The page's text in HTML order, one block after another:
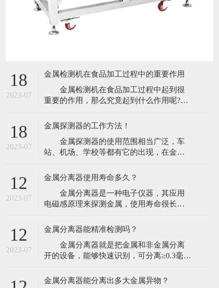
18
2023-07
金属检测机在食品加工过程中的重要作用
金属检测机在食品加工过程中起到很
重要的作用，那么究竟起到什么作用呢?今
装是食品不可分割的一部分。它保护食
生物、化学、物理外界因素的损害，它还
可以起到保持食品本身质量稳定的功能。
18
2023-07
金属探测器的工作方法！
金属探测器的使用范围相当广泛，车
站、机场、学校等都有它的出现，在金属
绍工业金属探测器可有两种方式装置，能
够在传送带上保送的产品上面或下面装置
板式线圈，但更灵活的探测器则应该让产
品穿过线圈并将线圈装置于金属壳内。
12
2023-07
金属分离器使用寿命多久？
金属分离器是一种电子仪器，其应用
电磁感原理来探测金属，使用寿命很长，
继续使用。目前市场上最常见的金属检出
呈方形，一般都配以输送带机构，带有自
动剔除装置，或者提供报警信号。输送带
12
2023-07
金属分离器能精准检测吗？
金属分离器就是把金属和非金属分离
开的设备，能够快速识别，可分离≥0.3毫米
性取决于电磁发射器频率的安稳性，一般
金属分离器能分离出多大金属异物？